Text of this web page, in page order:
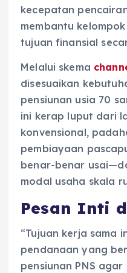
kecepatan
membantu
tujuan finansial
Melalui skema
disesuaikan
pensiunan usia 70
ini kerap luput dari
konvensional,
pembiayaan
benar-benar
modal usaha skala
Pesan Inti
“Tujuan kerja sama
pendanaan yang
pensiunan PNS